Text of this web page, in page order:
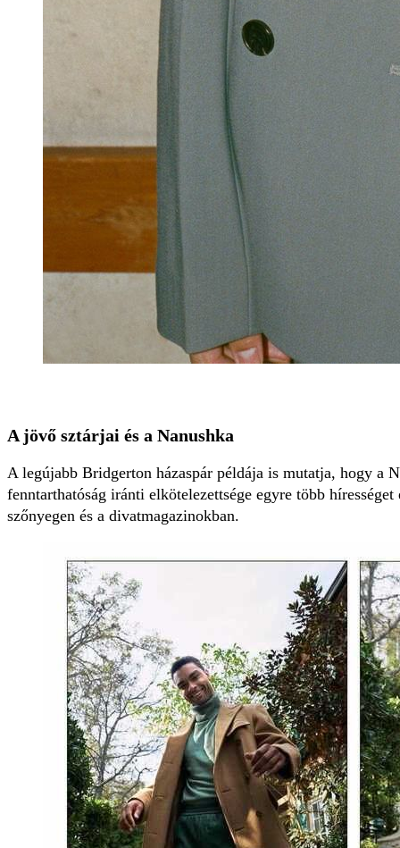
A jövő sztárjai és a Nanushka
A legújabb Bridgerton házaspár példája is mutatja, hogy a
fenntarthatóság iránti elkötelezettsége egyre több
szőnyegen és a divatmagazinokban.